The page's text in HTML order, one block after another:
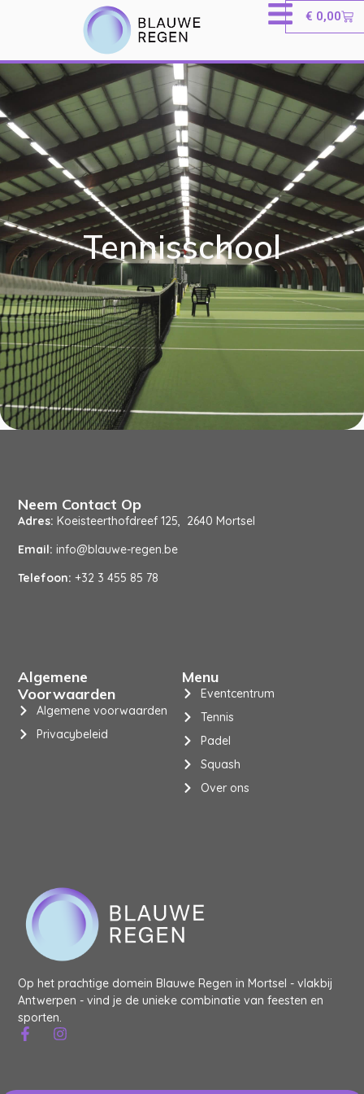
€ 0,00
Tennisschool
Op het prachtige domein Blauwe Regen in Mortsel - vlakbij
Antwerpen - vind je de unieke combinatie van feesten en
sporten.
Menu
Eventcentrum
Tennis
Padel
Squash
Over ons
Algemene
Voorwaarden
Algemene voorwaarden
Privacybeleid
Neem Contact Op
Adres: Koeisteerthofdreef 125, 2640 Mortsel
Email:info@blauwe-regen.be
Telefoon:+32 3 455 85 78